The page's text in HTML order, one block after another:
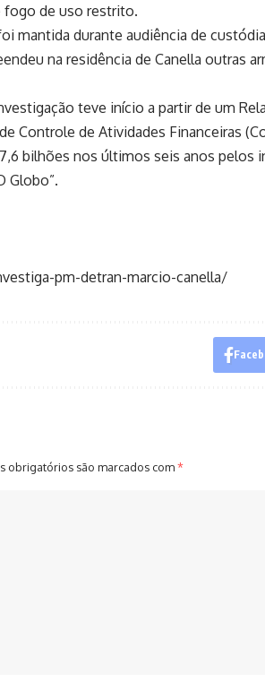
fogo de uso restrito.
mantida durante audiência de
na residência de Canella outras
teve início a partir de um
Controle de Atividades Financeiras
bilhões nos últimos seis anos pelos
Globo”.
pm-detran-marcio-canella/
obrigatórios são marcados com*